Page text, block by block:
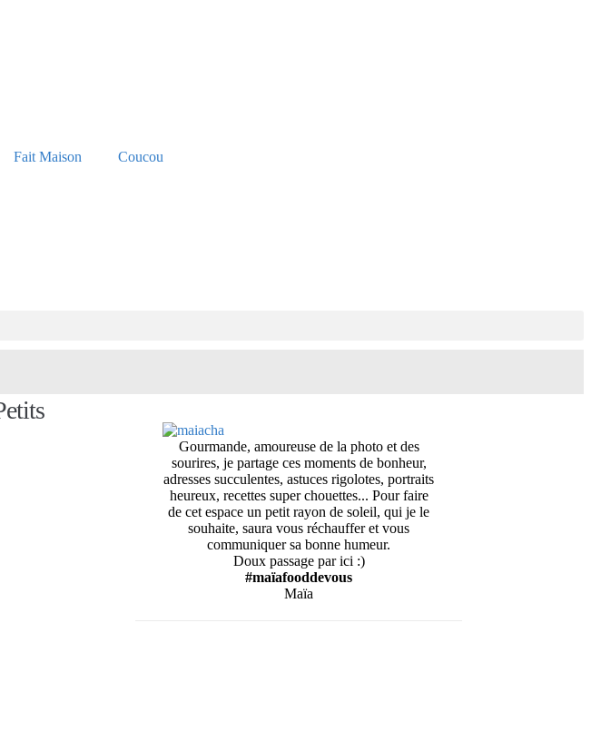
Fait Maison Coucou
Gourmande, amoureuse de la photo et des
sourires, je partage ces moments de bonheur,
adresses succulentes, astuces rigolotes, portraits
heureux, recettes super chouettes... Pour faire
de cet espace un petit rayon de soleil, qui je le
souhaite, saura vous réchauffer et vous
communiquer sa bonne humeur.
Doux passage par ici :)
#maïafooddevous
Maïa